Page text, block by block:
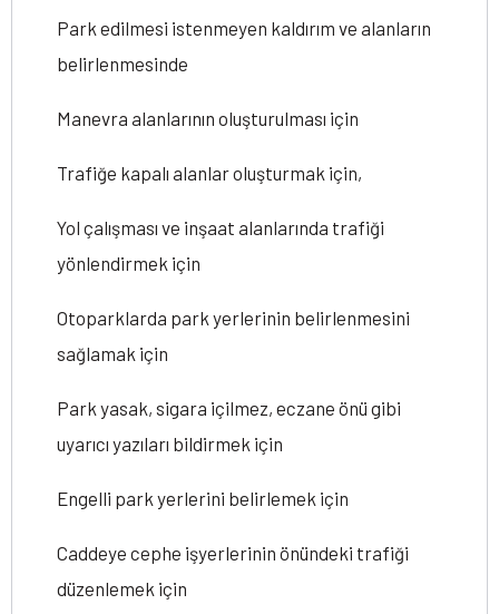
Park edilmesi istenmeyen kaldırım ve alanların
belirlenmesinde
Manevra alanlarının oluşturulması için
Trafiğe kapalı alanlar oluşturmak için,
Yol çalışması ve inşaat alanlarında trafiği
yönlendirmek için
Otoparklarda park yerlerinin belirlenmesini
sağlamak için
Park yasak, sigara içilmez, eczane önü gibi
uyarıcı yazıları bildirmek için
Engelli park yerlerini belirlemek için
Caddeye cephe işyerlerinin önündeki trafiği
düzenlemek için